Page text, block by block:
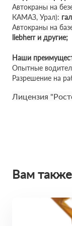
Автокраны на
КАМАЗ, Урал):
Автокраны на
liebherr и другие;
Наши
Опытные
Разрешение на
Лицензия
Вам